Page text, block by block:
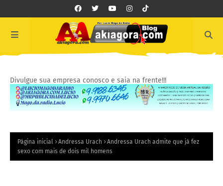
Divulgue sua empresa conosco e saia na frente!!!
Página inicial Andressa Urach
Andressa Urach admite que já fez
sexo com mais de dois mil homens